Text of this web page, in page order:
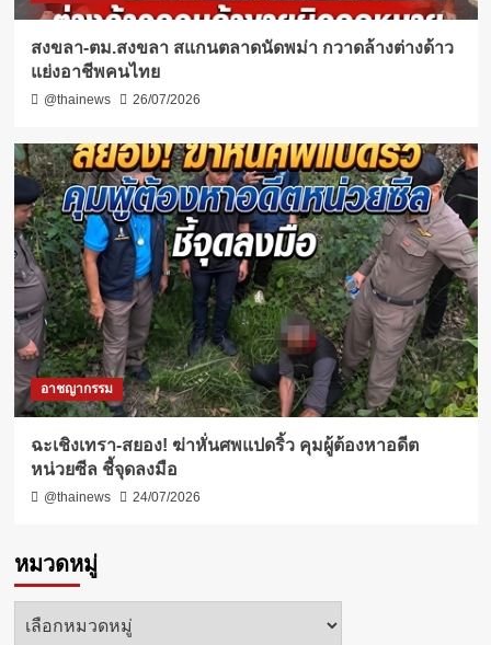
สงขลา-ตม.สงขลา สแกนตลาดนัดพม่า กวาดล้างต่างด้าว
แย่งอาชีพคนไทย
@thainews 26/07/2026
อาชญากรรม
ฉะเชิงเทรา-สยอง! ฆ่าหั่นศพแปดริ้ว คุมผู้ต้องหาอดีต
หน่วยซีล ชี้จุดลงมือ
@thainews 24/07/2026
หมวดหมู่
หมวด